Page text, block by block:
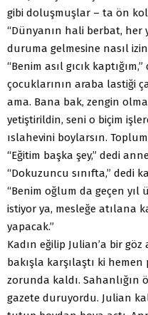
gibi doluşmuşlar – ta ön
“Dünyanın hali berbat, her
duruma gelmesine nasıl
“Benim asıl gıcık
çocuklarının araba lastiği
ama. Bana bak, zengin
yetiştirildin, seni o biçim
ıslahevini boylarsın.
“Eğitim başka şey,” dedi
“Dokuzuncu sınıfta,” dedi
“Benim oğlum da geçen yıl
istiyor ya, mesleğe atılana
yapacak.”
Kadın eğilip Julian’a bir
bakışla karşılaştı ki
zorunda kaldı.
gazete duruyordu. Julian